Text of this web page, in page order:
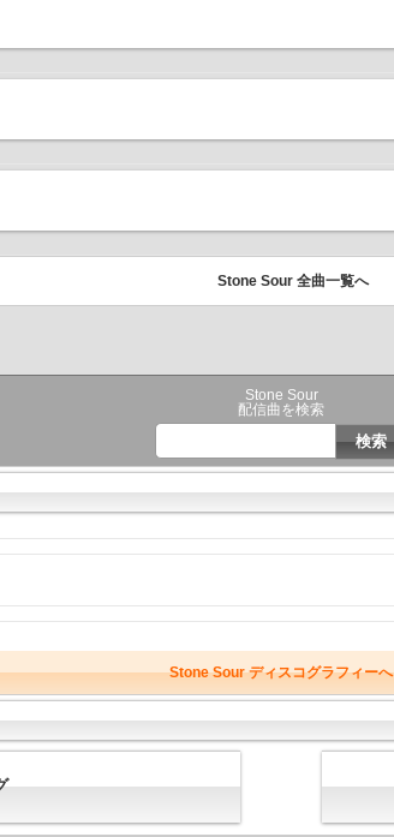
Stone Sour 全曲一覧へ
Stone Sour
配信曲を検索
Stone Sour ディスコグラフィーへ